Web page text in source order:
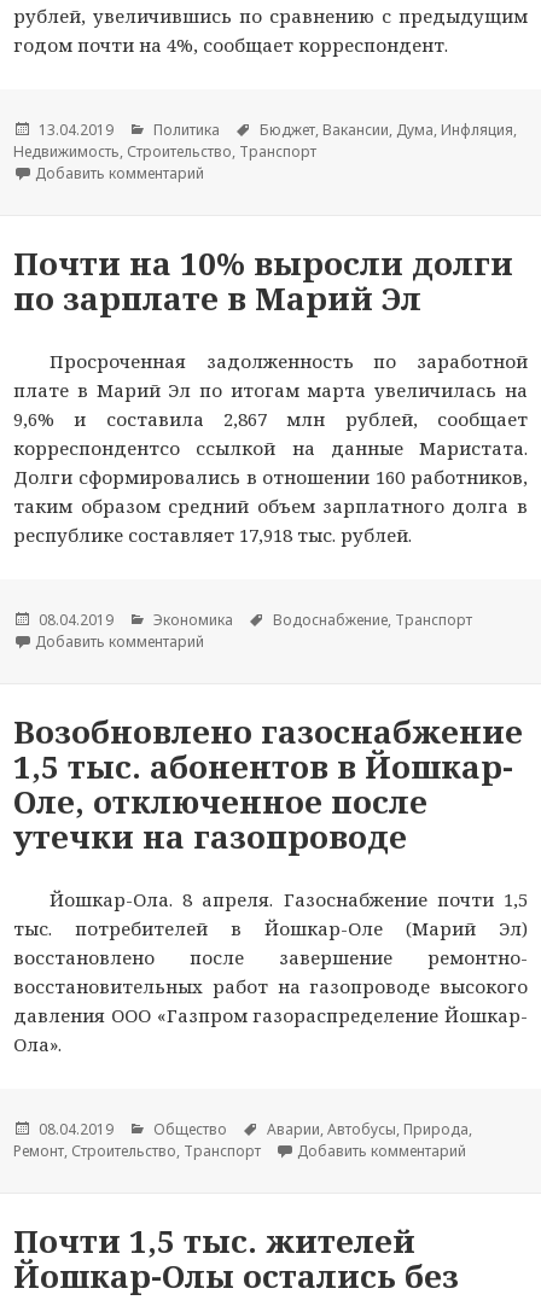
рублей, увеличившись по сравнению с предыдущим
годом почти на 4%, сообщает корреспондент.
Опубликовано
13.04.2019 Рубрики
Политика Метки
Бюджет, Вакансии, Дума, Инфляция,
Недвижимость, Строительство, Транспорт
Добавить комментарий
Почти на 10% выросли долги
по зарплате в Марий Эл
Просроченная задолженность по заработной
плате в Марий Эл по итогам марта увеличилась на
9,6% и составила 2,867 млн рублей, сообщает
корреспондентсо ссылкой на данные Маристата.
Долги сформировались в отношении 160 работников,
таким образом средний объем зарплатного долга в
республике составляет 17,918 тыс. рублей.
Опубликовано
08.04.2019 Рубрики
Экономика Метки
Водоснабжение, Транспорт
Добавить комментарий
Возобновлено газоснабжение
1,5 тыс. абонентов в Йошкар-
Оле, отключенное после
утечки на газопроводе
Йошкар-Ола. 8 апреля. Газоснабжение почти 1,5
тыс. потребителей в Йошкар-Оле (Марий Эл)
восстановлено после завершение ремонтно-
восстановительных работ на газопроводе высокого
давления ООО «Газпром газораспределение Йошкар-
Ола».
Опубликовано
08.04.2019 Рубрики
Общество Метки
Аварии,Автобусы, Природа,
Ремонт, Строительство, Транспорт Добавить комментарий
Почти 1,5 тыс. жителей
Йошкар-Олы остались без